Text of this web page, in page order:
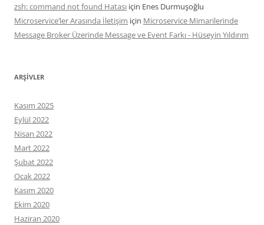
zsh: command not found Hatası için Enes Durmuşoğlu
Microservice’ler Arasında İletişim için Microservice Mimarilerinde
Message Broker Üzerinde Message ve Event Farkı - Hüseyin Yıldırım
ARŞIVLER
Kasım 2025
Eylül 2022
Nisan 2022
Mart 2022
Şubat 2022
Ocak 2022
Kasım 2020
Ekim 2020
Haziran 2020